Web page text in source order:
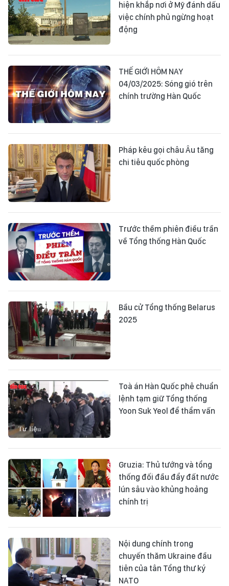
hiện khắp nơi ở Mỹ đánh dấu
việc chính phủ ngừng hoạt
động
THẾ GIỚI HÔM NAY
04/03/2025: Sóng gió trên
chính trường Hàn Quốc
Pháp kêu gọi châu Âu tăng
chi tiêu quốc phòng
Trước thềm phiên điều trần
về Tổng thống Hàn Quốc
Bầu cử Tổng thống Belarus
2025
Toà án Hàn Quốc phê chuẩn
lệnh tạm giữ Tổng thống
Yoon Suk Yeol để thẩm vấn
Gruzia: Thủ tướng và tổng
thống đối đầu đẩy đất nước
lún sâu vào khủng hoảng
chính trị
Nội dung chính trong
chuyến thăm Ukraine đầu
tiên của tân Tổng thư ký
NATO